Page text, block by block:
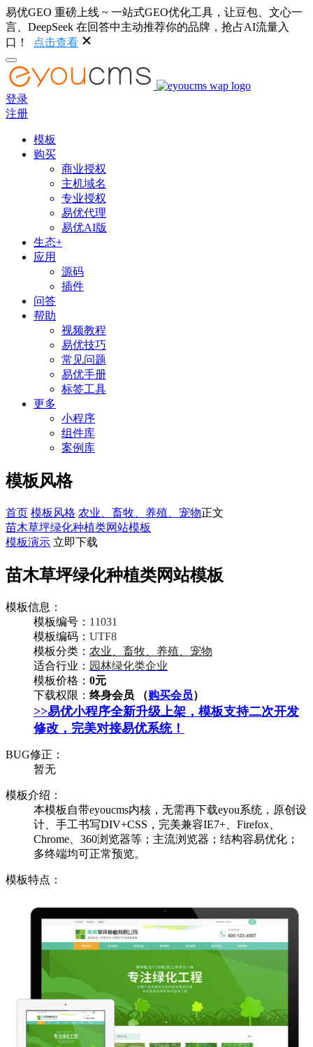
易优GEO 重磅上线 ~ 一站式GEO优化工具，让豆包、文心一
言、DeepSeek 在回答中主动推荐你的品牌，抢占AI流量入
口！
点击查看
登录
注册
模板
购买
商业授权
主机域名
专业授权
易优代理
易优AI版
生态+
应用
源码
插件
问答
帮助
视频教程
易优技巧
常见问题
易优手册
标签工具
更多
小程序
组件库
案例库
模板风格
首页 模板风格 农业、畜牧、养殖、宠物正文
苗木草坪绿化种植类网站模板
模板演示 立即下载
苗木草坪绿化种植类网站模板
模板信息：
模板编号： 11031
模板编码： UTF8
模板分类： 农业、畜牧、养殖、宠物
适合行业： 园林绿化类企业
模板价格： 0元
下载权限： 终身会员 （购买会员）
>>易优小程序全新升级上架，模板支持二次开发
修改，完美对接易优系统！
BUG修正：
暂无
模板介绍：
本模板自带eyoucms内核，无需再下载eyou系统，原创设
计、手工书写DIV+CSS，完美兼容IE7+、Firefox、
Chrome、360浏览器等；主流浏览器；结构容易优化；
多终端均可正常预览。
模板特点：